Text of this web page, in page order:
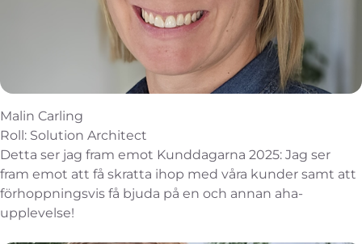
Malin Carling
Roll: Solution Architect
Detta ser jag fram emot Kunddagarna 2025: Jag ser
fram emot att få skratta ihop med våra kunder samt att
förhoppningsvis få bjuda på en och annan aha-
upplevelse!